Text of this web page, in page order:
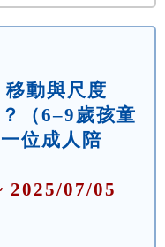
動與尺度
（6–9歲孩童
位成人陪
2025/07/05